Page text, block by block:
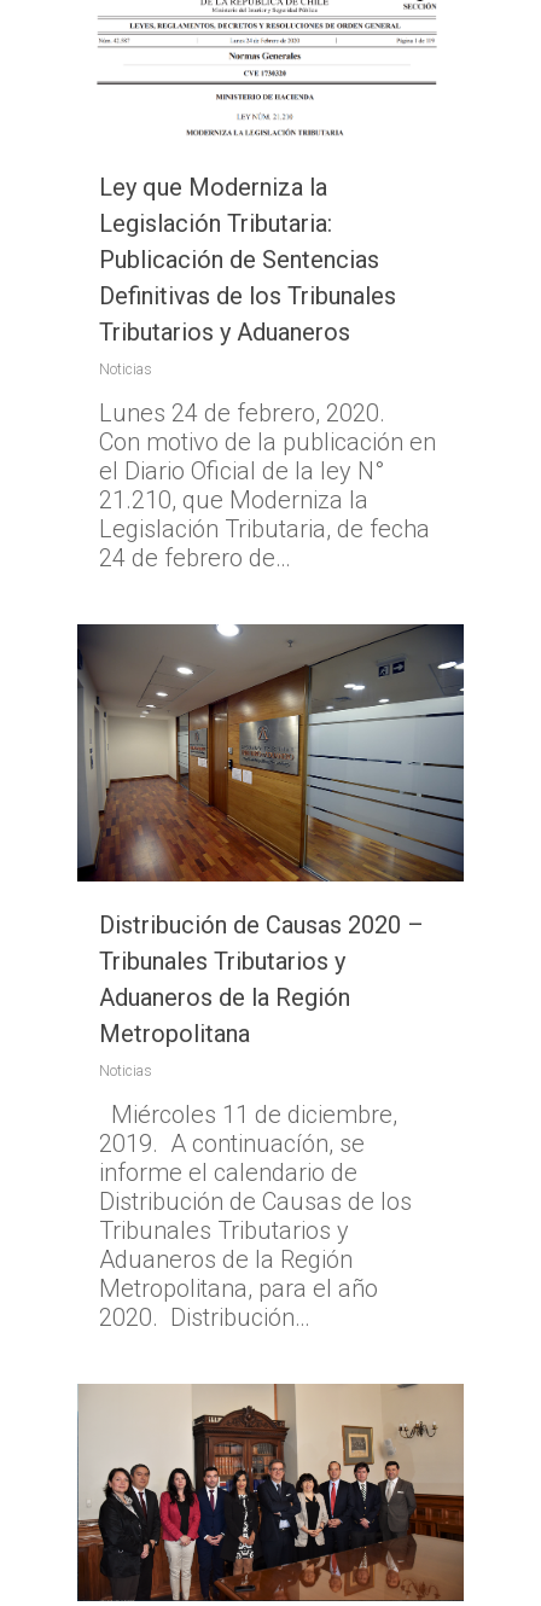
Ley que Moderniza la
Legislación Tributaria:
Publicación de Sentencias
Definitivas de los Tribunales
Tributarios y Aduaneros
Noticias
Lunes 24 de febrero, 2020.
Con motivo de la publicación en
el Diario Oficial de la ley N°
21.210, que Moderniza la
Legislación Tributaria, de fecha
24 de febrero de…
Distribución de Causas 2020 –
Tribunales Tributarios y
Aduaneros de la Región
Metropolitana
Noticias
Miércoles 11 de diciembre,
2019. A continuacíón, se
informe el calendario de
Distribución de Causas de los
Tribunales Tributarios y
Aduaneros de la Región
Metropolitana, para el año
2020. Distribución…